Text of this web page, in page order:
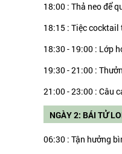
18:00 : Thả neo để
18:15 : Tiệc
18:30 - 19:00 : Lớp
19:30 - 21:00 :
21:00 - 23:00 : Câu
NGÀY 2: BÁI TỬ
06:30 : Tận hưởng